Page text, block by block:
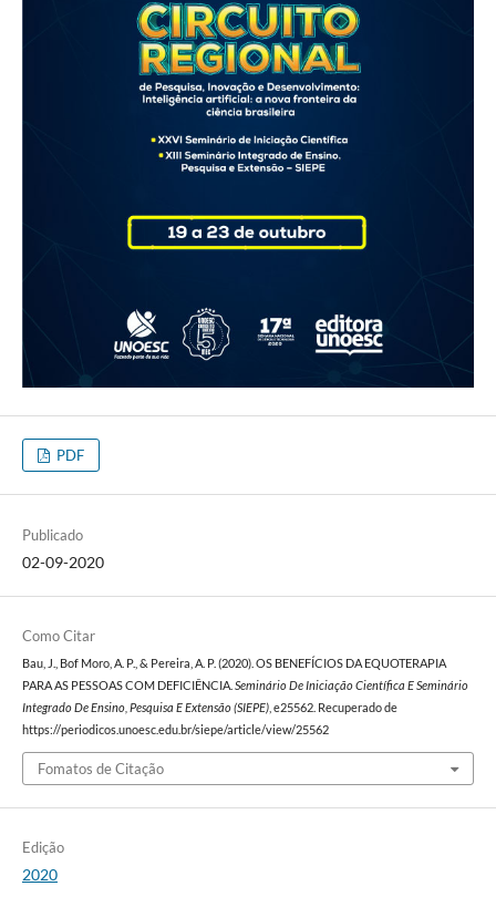
PDF
Publicado
02-09-2020
Como Citar
Bau, J., Bof Moro, A. P., & Pereira, A. P. (2020). OS BENEFÍCIOS DA EQUOTERAPIA
PARA AS PESSOAS COM DEFICIÊNCIA. Seminário De Iniciação Científica E Seminário
Integrado De Ensino, Pesquisa E Extensão (SIEPE), e25562. Recuperado de
https://periodicos.unoesc.edu.br/siepe/article/view/25562
Fomatos de Citação
Edição
2020